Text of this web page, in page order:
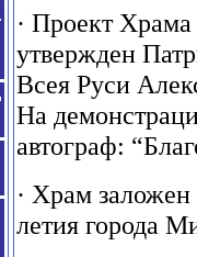
· Проект Храма
утвержден
Всея Руси
На
автограф:
· Храм
летия города